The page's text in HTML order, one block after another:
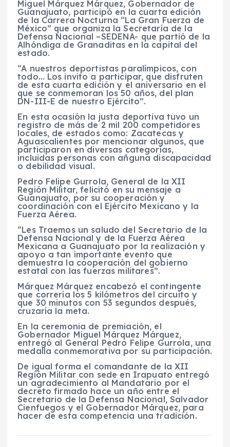
Miguel Márquez Márquez, Gobernador de
Guanajuato, participó en la cuarta edición
de la Carrera Nocturna “La Gran Fuerza de
México” que organiza la Secretaría de la
Defensa Nacional –SEDENA- que partió de la
Alhóndiga de Granaditas en la capital del
estado.
“A nuestros deportistas paralímpicos, con
todo… Los invito a participar, que disfruten
de esta cuarta edición y el aniversario en el
que se conmemoran los 50 años, del plan
DN-III-E de nuestro Ejército”.
En esta ocasión la justa deportiva tuvo un
registro de más de 2 mil 200 competidores
locales, de estados como: Zacatecas y
Aguascalientes por mencionar algunos, que
participaron en diversas categorías,
incluidas personas con añguna discapacidad
o debilidad visual.
Pedro Felipe Gurrola, General de la XII
Región Militar, felicitó en su mensaje a
Guanajuato, por su cooperación y
coordinación con el Ejército Mexicano y la
Fuerza Aérea.
“Les Traemos un saludo del Secretario de la
Defensa Nacional y de la Fuerza Aérea
Mexicana a Guanajuato por la realización y
apoyo a tan importante evento que
demuestra la cooperación del gobierno
estatal con las fuerzas militares”.
Márquez Márquez encabezó el contingente
que correría los 5 kilómetros del circuito y
que 30 minutos con 53 segundos después,
cruzaría la meta.
En la ceremonia de premiación, el
Gobernador Miguel Márquez Márquez,
entregó al General Pedro Felipe Gurrola, una
medalla conmemorativa por su participación.
De igual forma el comandante de la XII
Región Militar con sede en Irapuato entregó
un agradecimiento al Mandatario por el
decreto firmado hace un año entre el
Secretario de la Defensa Nacional, Salvador
Cienfuegos y el Gobernador Márquez, para
hacer de esta competencia una tradición.